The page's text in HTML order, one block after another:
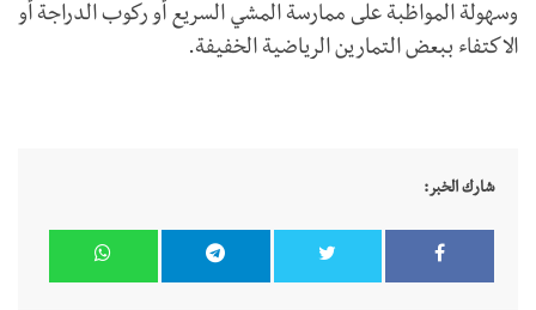
وسهولة المواظبة على ممارسة المشي السريع أو ركوب الدراجة أو
الاكتفاء ببعض التمارين الرياضية الخفيفة.
شارك الخبر: